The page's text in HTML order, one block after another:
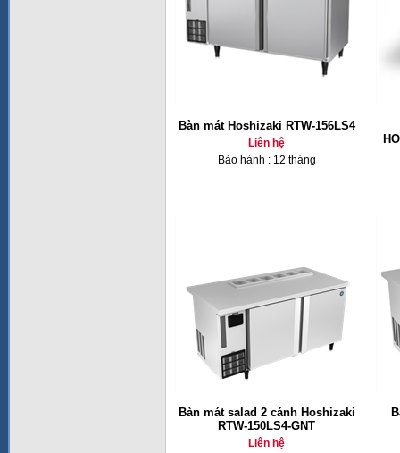
Bàn mát Hoshizaki RTW-156LS4
Liên hệ
Bảo hành : 12 tháng
Bàn mát salad 2 cánh Hoshizaki
RTW-150LS4-GNT
Liên hệ